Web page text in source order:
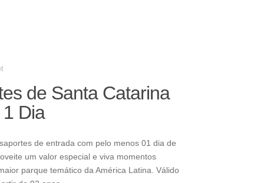
de Santa Catarina
Dia
de entrada com pelo menos 01 dia de
um valor especial e viva momentos
parque temático da América Latina. Válido